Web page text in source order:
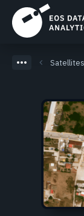
Satellites